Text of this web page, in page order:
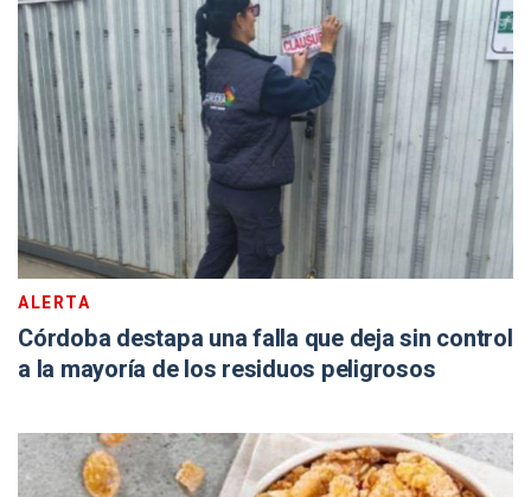
ALERTA
Córdoba destapa una falla que deja sin control
a la mayoría de los residuos peligrosos